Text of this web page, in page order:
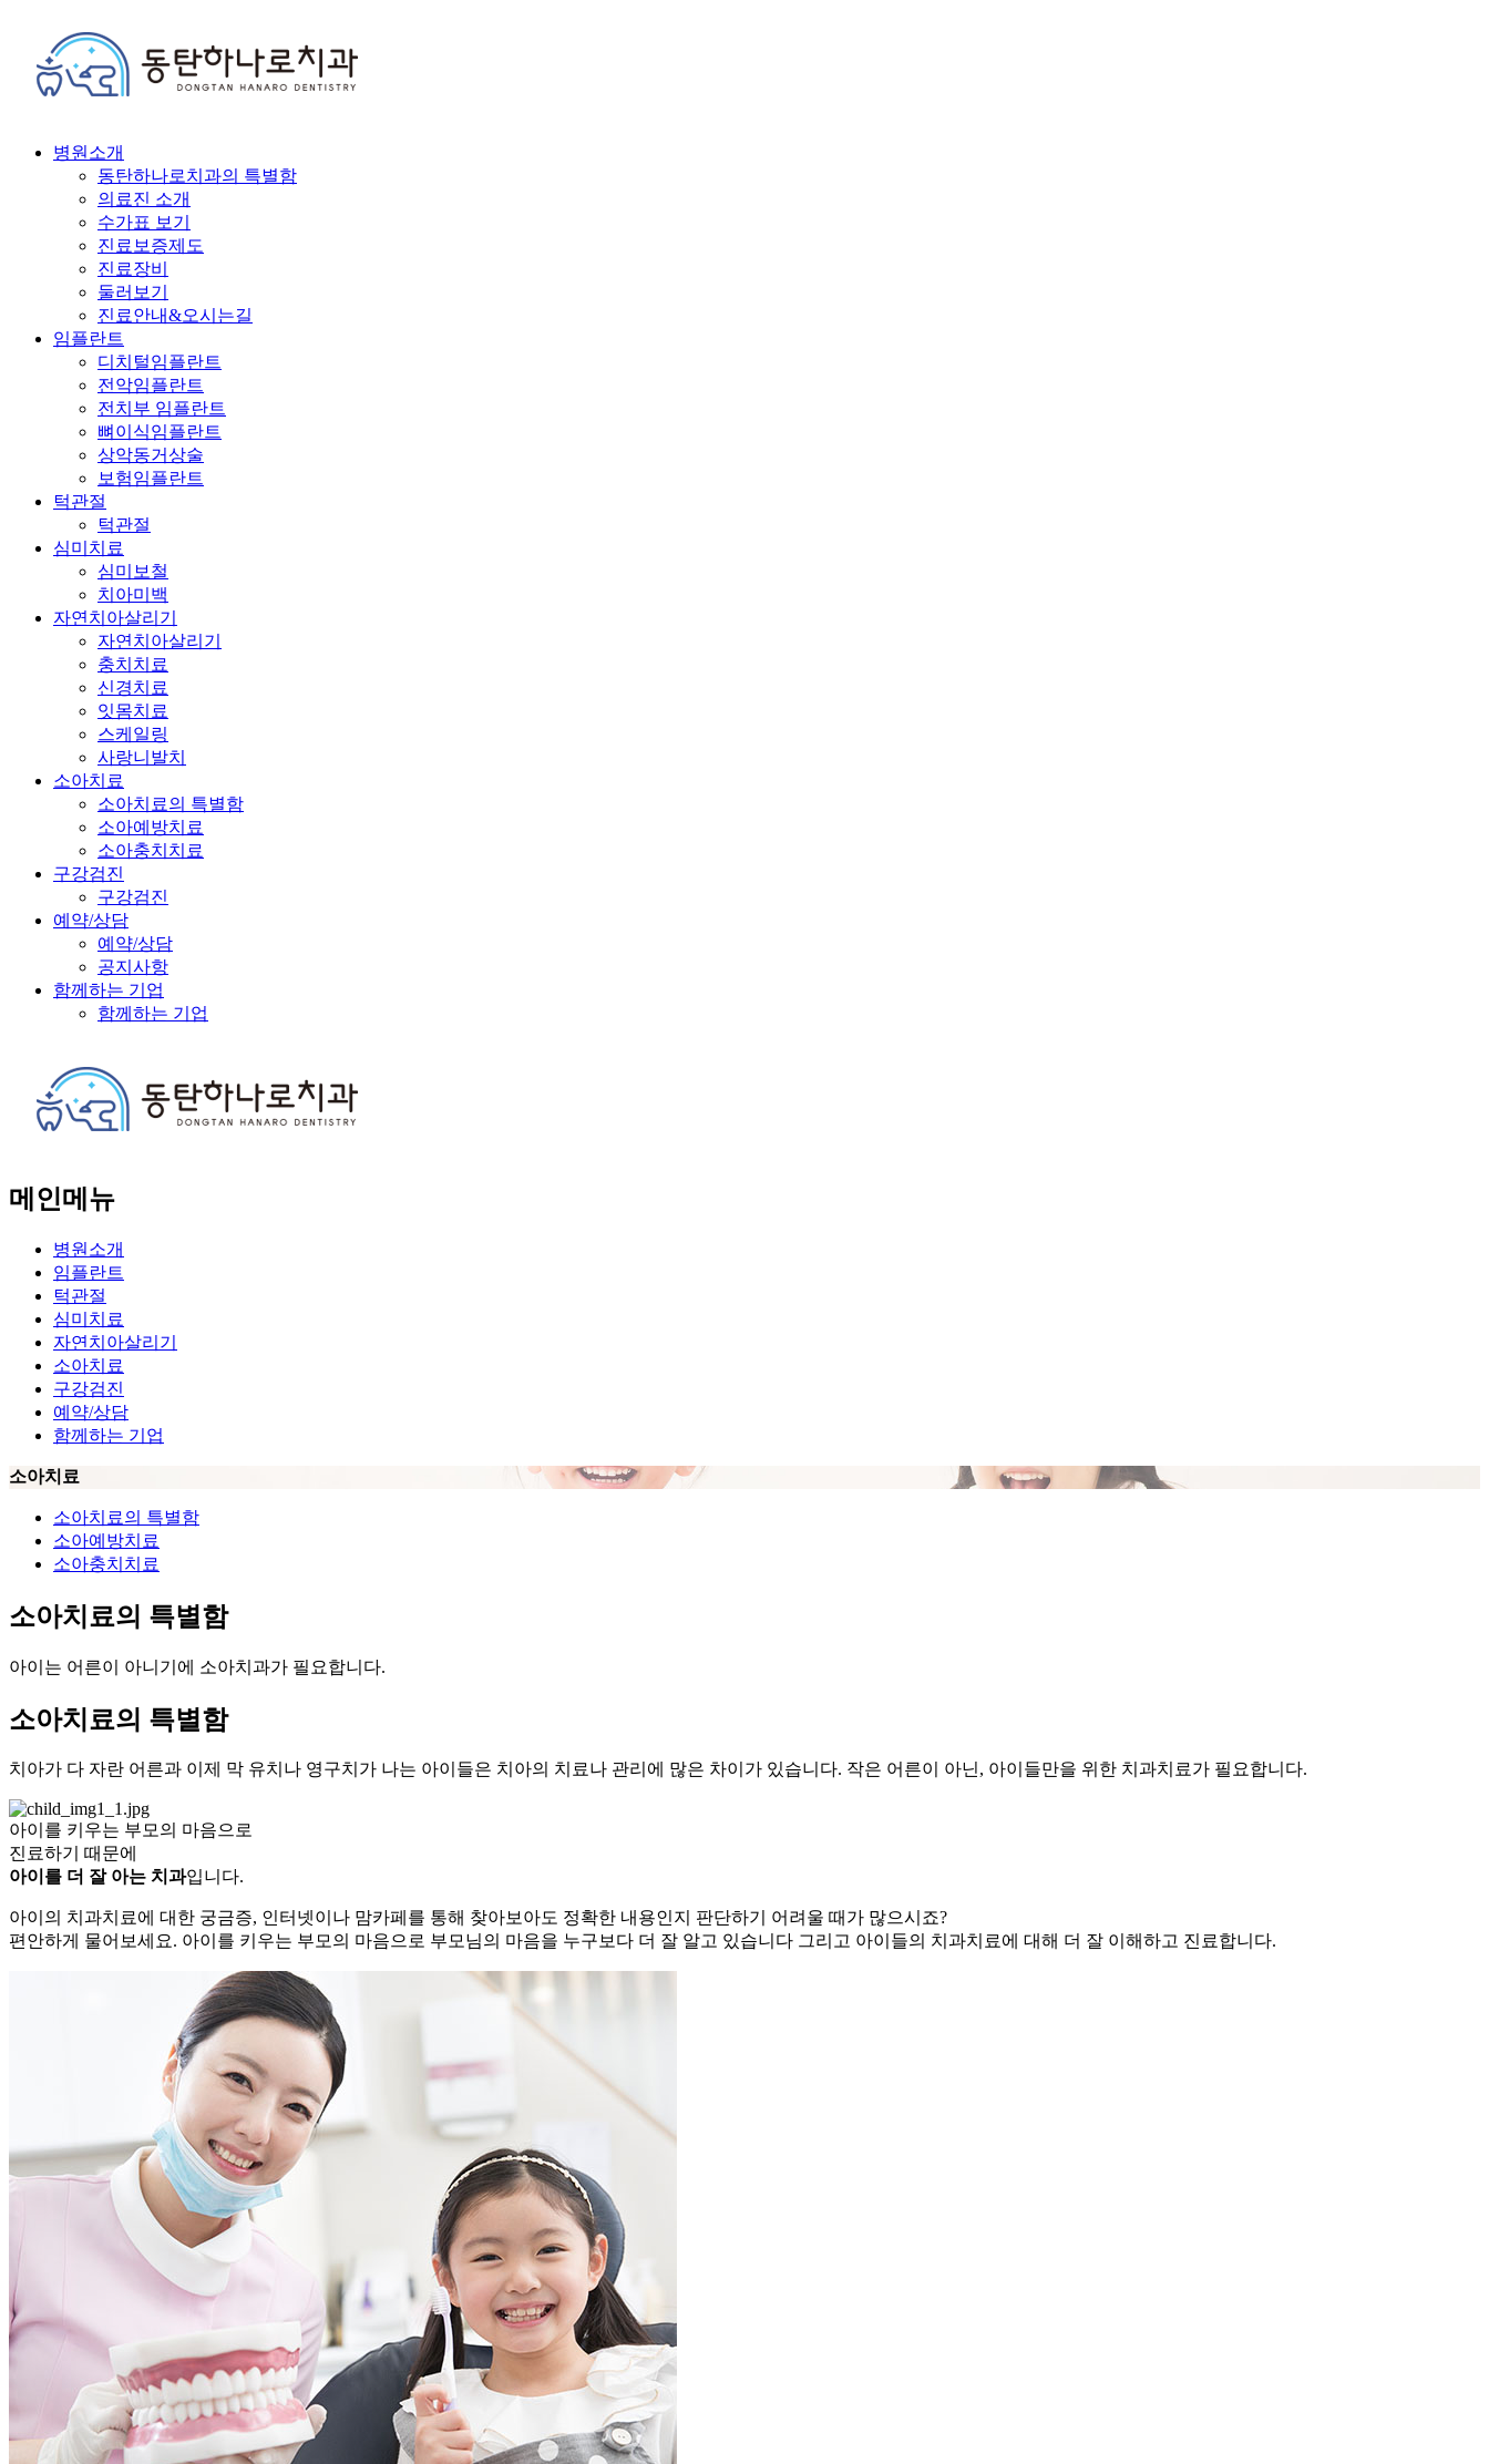
병원소개
동탄하나로치과의 특별함
의료진 소개
수가표 보기
진료보증제도
진료장비
둘러보기
진료안내&오시는길
임플란트
디치털임플란트
전악임플란트
전치부 임플란트
뼈이식임플란트
상악동거상술
보험임플란트
턱관절
턱관절
심미치료
심미보철
치아미백
자연치아살리기
자연치아살리기
충치치료
신경치료
잇몸치료
스케일링
사랑니발치
소아치료
소아치료의 특별함
소아예방치료
소아충치치료
구강검진
구강검진
예약/상담
예약/상담
공지사항
함께하는 기업
함께하는 기업
메인메뉴
병원소개
임플란트
턱관절
심미치료
자연치아살리기
소아치료
구강검진
예약/상담
함께하는 기업
소아치료
소아치료의 특별함
소아예방치료
소아충치치료
소아치료의 특별함
아이는 어른이 아니기에 소아치과가 필요합니다.
소아치료의 특별함
치아가 다 자란 어른과 이제 막 유치나 영구치가 나는 아이들은 치아의 치료나 관리에 많은 차이가 있습니다. 작은 어른이 아닌, 아이들만을 위한 치과치료가 필요합니다.
아이를 키우는 부모의 마음으로
진료하기 때문에
아이를 더 잘 아는 치과입니다.
아이의 치과치료에 대한 궁금증, 인터넷이나 맘카페를 통해 찾아보아도 정확한 내용인지 판단하기 어려울 때가 많으시죠?
편안하게 물어보세요. 아이를 키우는 부모의 마음으로 부모님의 마음을 누구보다 더 잘 알고 있습니다 그리고 아이들의 치과치료에 대해 더 잘 이해하고 진료합니다.